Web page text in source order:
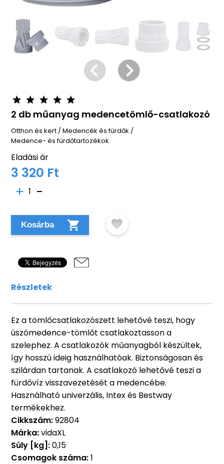
2 db műanyag medencetömlő-csatlakozó
Otthon és kert /Medencék és fürdők /
Medence- és fürdőtartozékok
Eladási ár
3 320 Ft
1
Kosárba
Részletek
Ez a tömlőcsatlakozószett lehetővé teszi, hogy
úszómedence-tömlőt csatlakoztasson a
szelephez. A csatlakozók műanyagból készültek,
így hosszú ideig használhatóak. Biztonságosan és
szilárdan tartanak. A csatlakozó lehetővé teszi a
fürdővíz visszavezetését a medencébe.
Használható univerzális, Intex és Bestway
termékekhez.
Cikkszám:92804
Márka:vidaXL
Súly [kg]:0,15
Csomagok száma:1